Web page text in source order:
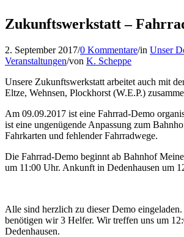
Zukunftswerkstatt –
2. September 2017/0 Kommentare/in Unser
Veranstaltungen/von K. Scheppe
Unsere Zukunftswerkstatt arbeitet auch mit
Eltze, Wehnsen, Plockhorst (W.E.P.)
Am 09.09.2017 ist eine Fahrrad-Demo
ist eine ungenügende Anpassung zum
Fahrkarten und fehlender Fahrradwege.
Die Fahrrad-Demo beginnt ab Bahnhof
um 11:00 Uhr. Ankunft in Dedenhausen um
Alle sind herzlich zu dieser Demo eingeladen.
benötigen wir 3 Helfer. Wir treffen uns um
Dedenhausen.